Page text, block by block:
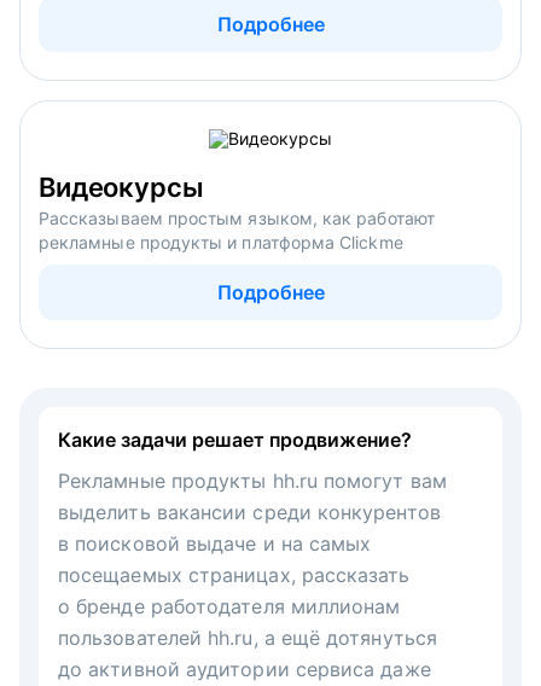
Подробнее
Видеокурсы
Рассказываем простым языком, как работают
рекламные продукты и платформа Clickme
Подробнее
Какие задачи решает продвижение?
Рекламные продукты hh.ru помогут вам
выделить вакансии среди конкурентов
в поисковой выдаче и на самых
посещаемых страницах, рассказать
о бренде работодателя миллионам
пользователей hh.ru, а ещё дотянуться
до активной аудитории сервиса даже